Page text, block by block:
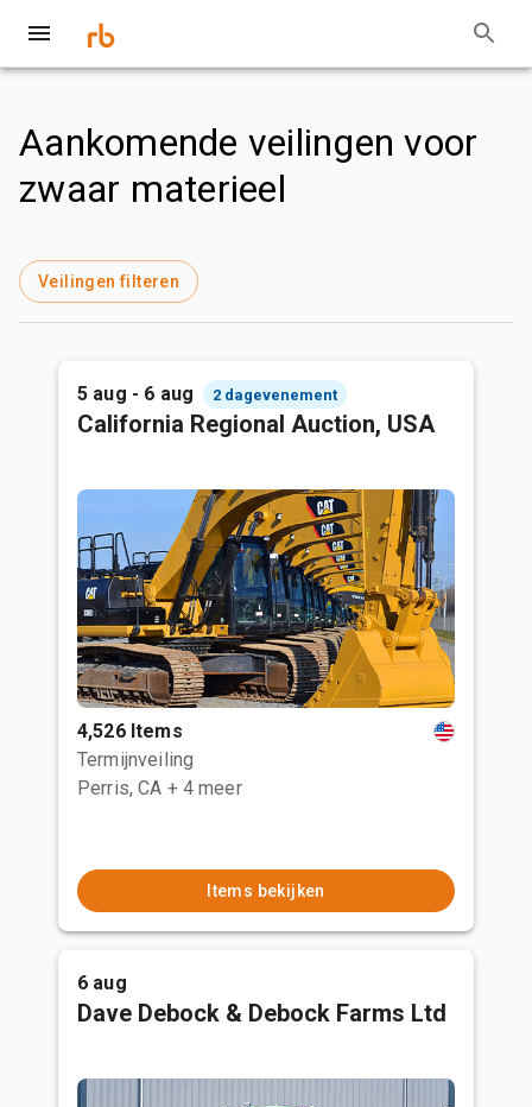
Aankomende veilingen voor
zwaar materieel
Veilingen filteren
5 aug - 6 aug 2 dagevenement
California Regional Auction, USA
4,526 Items
Termijnveiling
Perris, CA + 4 meer
Items bekijken
6 aug
Dave Debock & Debock Farms Ltd